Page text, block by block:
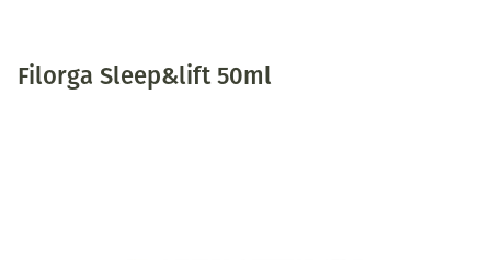
Filorga Sleep&lift 50ml